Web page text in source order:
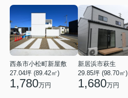
西条市小松町新屋敷
27.04坪 (89.42㎡)
1,780万円
新居浜市萩生
29.85坪 (98.70㎡)
1,680万円